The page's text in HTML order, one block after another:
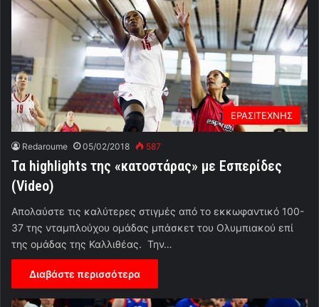
ΕΡΑΣΙΤΕΧΝΗΣ
Redaroume 05/02/2018 587
Τα highlights της «κατοστάρας» με Εσπερίδες
(Video)
Απολαύστε τις καλύτερες στιγμές από το εκκωφαντικό 100-
37 της νταμπλούχου ομάδας μπάσκετ του Ολυμπιακού επί
της ομάδας της Καλλιθέας. Την…
Διαβάστε περισσότερα